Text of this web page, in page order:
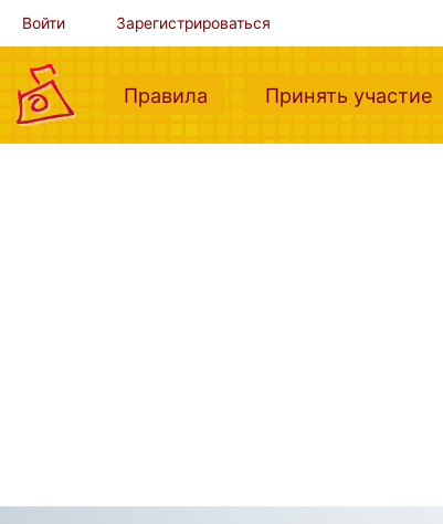
Войти Зарегистрироваться
Правила (current)Принять участие